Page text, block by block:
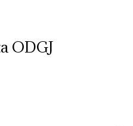
ODGJ